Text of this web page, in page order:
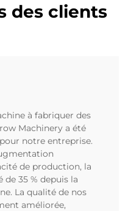
des clients
à fabriquer des
Machinery a été
notre entreprise.
de production, la
35 % depuis la
La qualité de nos
améliorée,